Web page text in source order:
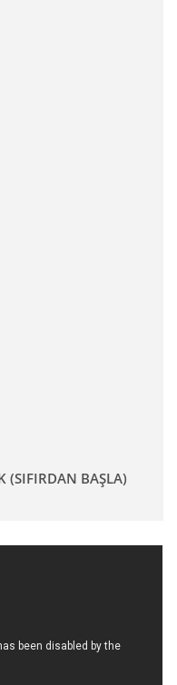
(SIFIRDAN BAŞLA)